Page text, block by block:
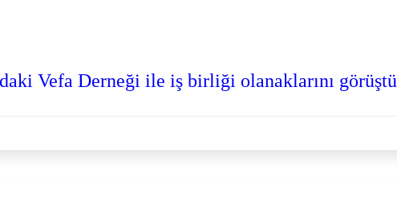
Vefa Derneği ile iş birliği olanaklarını görüştü